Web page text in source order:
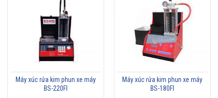
Máy xúc rửa kim phun xe máy
BS-220FI
Máy xúc rửa kim phun xe máy
BS-180FI